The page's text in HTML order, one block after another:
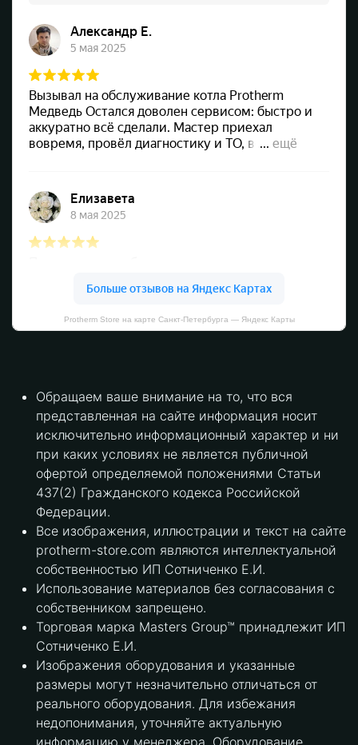
Protherm Store на карте Санкт‑Петербурга — Яндекс Карты
Обращаем ваше внимание на то, что вся
представленная на сайте информация носит
исключительно информационный характер и ни
при каких условиях не является публичной
офертой определяемой положениями Статьи
437(2) Гражданского кодекса Российской
Федерации.
Все изображения, иллюстрации и текст на сайте
protherm-store.com являются интеллектуальной
собственностью ИП Сотниченко Е.И.
Использование материалов без согласования с
собственником запрещено.
Торговая марка Masters Group™ принадлежит ИП
Сотниченко Е.И.
Изображения оборудования и указанные
размеры могут незначительно отличаться от
реального оборудования. Для избежания
недопонимания, уточняйте актуальную